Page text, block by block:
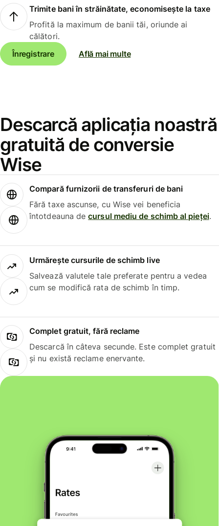
Trimite bani în străinătate, economisește la taxe
Profită la maximum de banii tăi, oriunde ai
călători.
Înregistrare
Află mai multe
Descarcă aplicația noastră
gratuită de conversie
Wise
Compară furnizorii de transferuri de bani
Fără taxe ascunse, cu Wise vei beneficia
întotdeauna decursul mediu de schimb al pieței.
Urmărește cursurile de schimb live
Salvează valutele tale preferate pentru a vedea
cum se modifică rata de schimb în timp.
Complet gratuit, fără reclame
Descarcă în câteva secunde. Este complet gratuit
și nu există reclame enervante.